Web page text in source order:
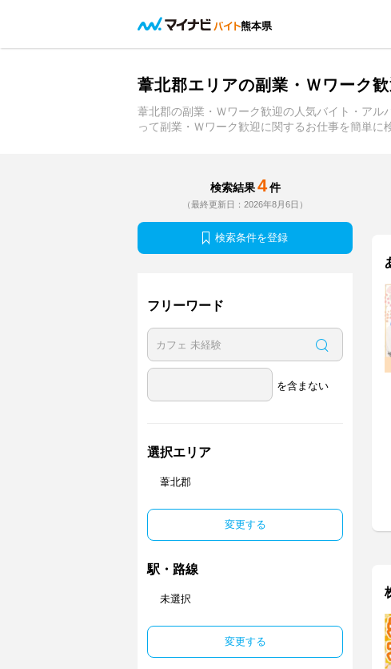
熊本県
葦北郡エリアの副業・Ｗワーク
葦北郡の副業・Ｗワーク歓迎の人気バイト・ア
って副業・Ｗワーク歓迎に関するお仕事を簡単に
検索結果 4 件
（最終更新日：2026年8月6日）
検索条件を登録
フリーワード
を含まない
選択エリア
葦北郡
変更する
駅・路線
未選択
変更する